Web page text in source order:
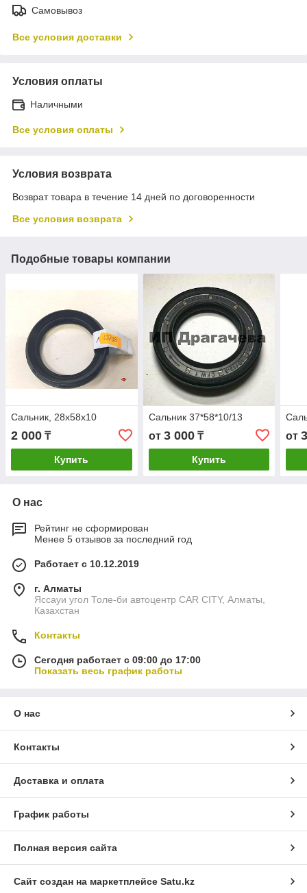
Самовывоз
Все условия доставки
Условия оплаты
Наличными
Все условия оплаты
Условия возврата
Возврат товара в течение 14 дней по договоренности
Все условия возврата
Подобные товары компании
Сальник, 28х58х10
2 000 ₸
Купить
Сальник 37*58*10/13
от 3 000₸
Купить
от
О нас
Рейтинг не сформирован
Менее 5 отзывов за последний год
Работает с 10.12.2019
г. Алматы
Яссауи угол Толе-би автоцентр CAR CITY, Алматы,
Казахстан
Контакты
Сегодня работает с 09:00 до 17:00
Показать весь график работы
О нас
Контакты
Доставка и оплата
График работы
Полная версия сайта
Сайт создан на маркетплейсе Satu.kz